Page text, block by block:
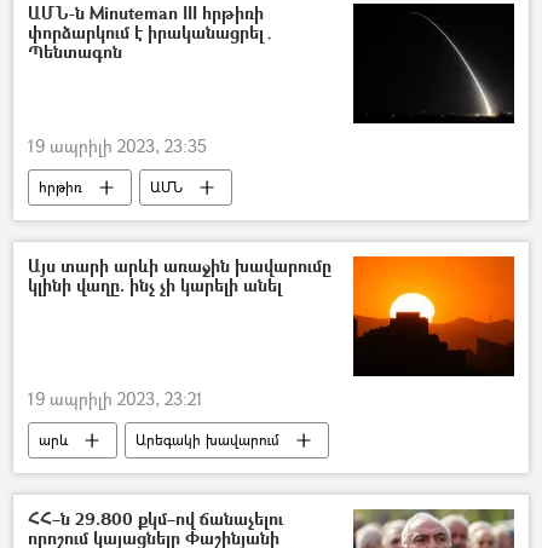
ԱՄՆ-ն Minuteman III հրթիռի
փորձարկում է իրականացրել․
Պենտագոն
19 ապրիլի 2023, 23:35
հրթիռ ԱՄՆ
Այս տարի արևի առաջին խավարումը
կլինի վաղը. ինչ չի կարելի անել
19 ապրիլի 2023, 23:21
արև
Արեգակի խավարում
Հայաստան
ՀՀ–ն 29.800 քկմ–ով ճանաչելու
որոշում կայացնելը Փաշինյանի